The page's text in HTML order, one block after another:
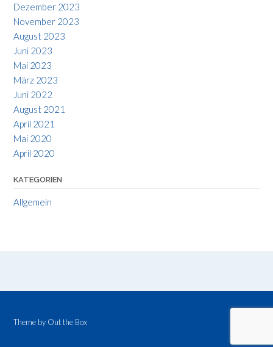
Dezember 2023
November 2023
August 2023
Juni 2023
Mai 2023
März 2023
Juni 2022
August 2021
April 2021
Mai 2020
April 2020
KATEGORIEN
Allgemein
Theme by Out the Box